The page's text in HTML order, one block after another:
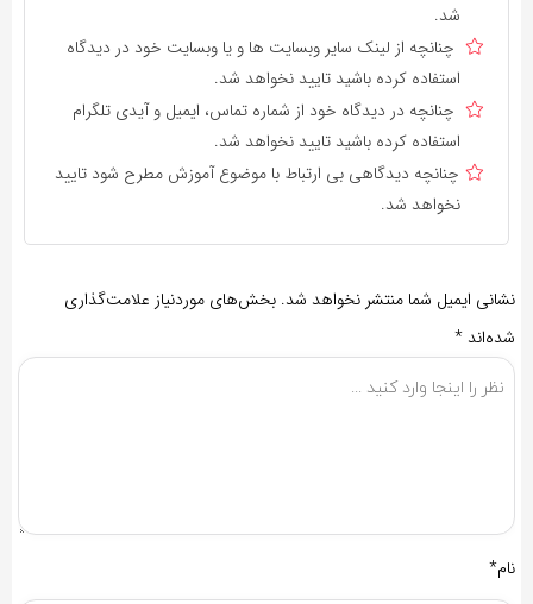
شد.
چنانچه از لینک سایر وبسایت ها و یا وبسایت خود در دیدگاه
استفاده کرده باشید تایید نخواهد شد.
چنانچه در دیدگاه خود از شماره تماس، ایمیل و آیدی تلگرام
استفاده کرده باشید تایید نخواهد شد.
چنانچه دیدگاهی بی ارتباط با موضوع آموزش مطرح شود تایید
نخواهد شد.
نشانی ایمیل شما منتشر نخواهد شد. بخش‌های موردنیاز علامت‌گذاری
شده‌اند *
نام*